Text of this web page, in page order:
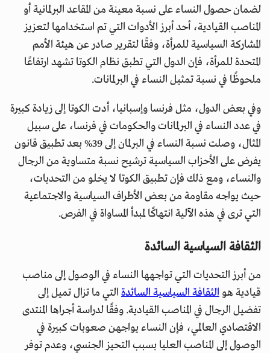
لضمان حصول النساء على نسبة معينة من المقاعد البرلمانية أو
المناصب القيادية، أحد أبرز الأدوات التي تم استخدامها لتعزيز
المشاركة السياسية للمرأة، وفقًا لتقرير صادر عن هيئة الأمم
المتحدة للمرأة، فإن الدول التي تطبق نظام الكوتا تشهد ارتفاعًا
ملحوظًا في نسبة تمثيل النساء في البرلمانات.
وفي بعض الدول، مثل فرنسا وإسبانيا، أدت الكوتا إلى زيادة كبيرة
في عدد النساء في البرلمانات والحكومات في فرنسا، على سبيل
المثال، وصلت نسبة النساء في البرلمان إلى 39% بعد تطبيق قانون
يفرض على الأحزاب السياسية ترشيح نسبة متساوية من الرجال
والنساء، ومع ذلك فإن تطبيق الكوتا لا يخلو من التحديات،
حيث يواجه مقاومة من بعض الأطراف السياسية والاجتماعية
التي ترى في هذه الآلية انتهاكًا لمبدأ المساواة في الفرص.
الثقافة السياسية السائدة
من أبرز التحديات التي تواجهها النساء في الوصول إلى مناصب
قيادية هو الثقافة السياسية السائدة التي ما تزال تميل إلى
تفضيل الرجال في المناصب القيادية. وفقًا لدراسة أجراها المنتدى
الاقتصادي العالمي، فإن النساء يواجهن صعوبات كبيرة في
الوصول إلى المناصب العليا بسبب التحيز الجنسي، وعدم توفر